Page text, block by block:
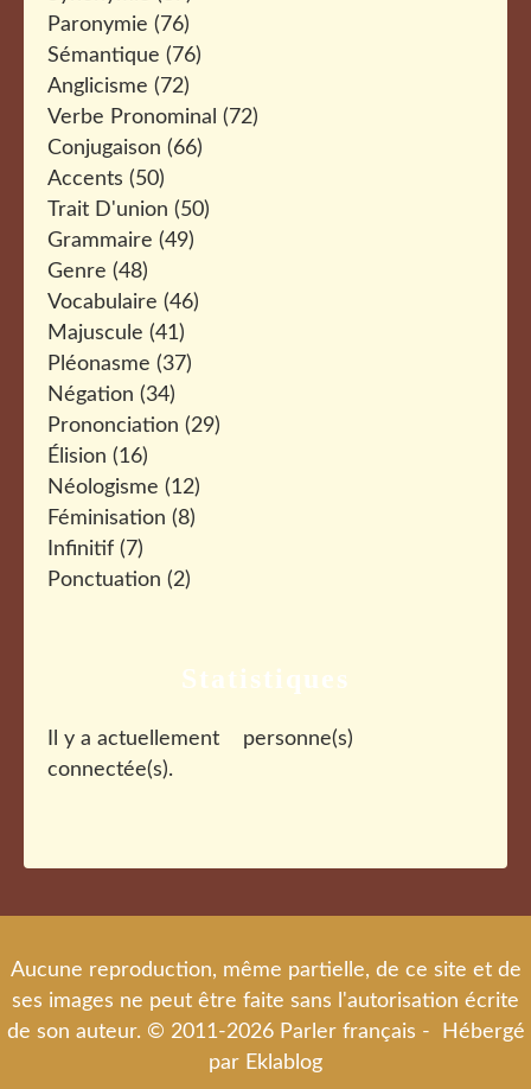
Paronymie (76)
Sémantique (76)
Anglicisme (72)
Verbe Pronominal (72)
Conjugaison (66)
Accents (50)
Trait D'union (50)
Grammaire (49)
Genre (48)
Vocabulaire (46)
Majuscule (41)
Pléonasme (37)
Négation (34)
Prononciation (29)
Élision (16)
Néologisme (12)
Féminisation (8)
Infinitif (7)
Ponctuation (2)
Statistiques
Il y a actuellement
personne(s)
connectée(s).
Aucune reproduction, même partielle, de ce site et de
ses images ne peut être faite sans l'autorisation écrite
de son auteur. © 2011-2026 Parler français - Hébergé
par Eklablog